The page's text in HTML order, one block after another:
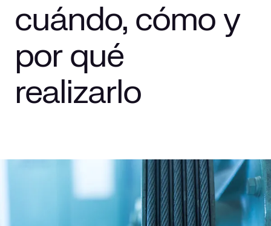
La mirada Cuerva
Trabaja en Cuerva
Prensa
Distribución
Smart Services
Smart Solutions
Comunidad
Blog
Recursos
Contacto
cuándo, cómo y
por qué
realizarlo